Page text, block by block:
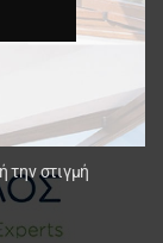
την στιγμή